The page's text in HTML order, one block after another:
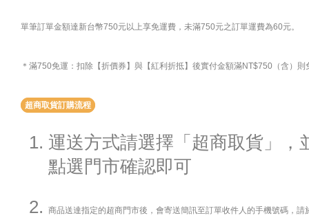
單筆訂單金額達新台幣750元以上享免運費，未滿750元之訂單運費為60元。
＊滿750免運：扣除【折價券】與【紅利折抵】後實付金額滿NT$750（含）則
超商取貨訂購流程
運送方式請選擇「超商取貨」，
點選門市確認即可
商品送達指定的超商門市後，會寄送簡訊至訂單收件人的手機號碼，